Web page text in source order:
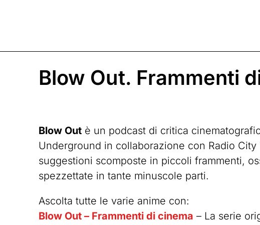
Blow Out. Frammenti
Blow Out è un podcast di critica
Underground in collaborazione con Radio
suggestioni scomposte in piccoli frammenti,
spezzettate in tante minuscole parti.
Ascolta tutte le varie anime con:
Blow Out – Frammenti di cinema – La serie